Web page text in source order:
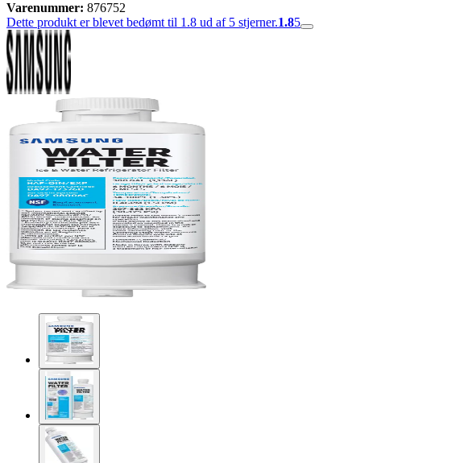
Varenummer: 876752
Dette produkt er blevet bedømt til 1.8 ud af 5 stjerner.1.85